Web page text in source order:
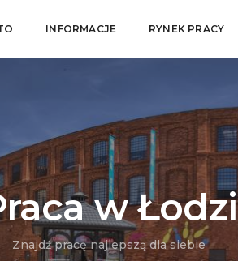
INFORMACJE RYNEK PRACY
w Łodzi
Znajdź pracę najlepszą dla siebie